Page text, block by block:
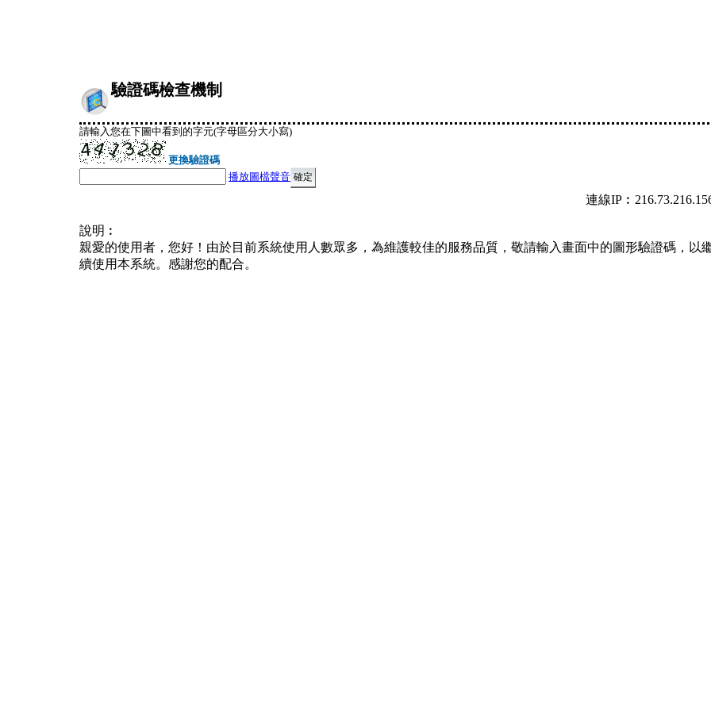
驗證碼檢查機制
請輸入您在下圖中看到的字元(字母區分大小寫)
更換驗證碼
播放圖檔聲音
連線
說明︰
親愛的使用者，您好！由於目前系統使用人數眾多，為維護較佳的服務品質，敬請輸入畫面中的圖形驗證碼，以
續使用本系統。感謝您的配合。